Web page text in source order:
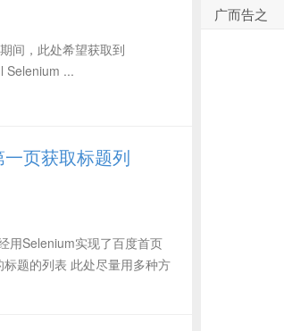
间，此处希望获取到
Selenium ...
一页获取标题列
用Selenium实现了百度首页
题的列表 此处尽量用多种方
广而告之